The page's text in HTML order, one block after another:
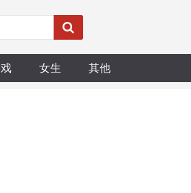
女生 其他